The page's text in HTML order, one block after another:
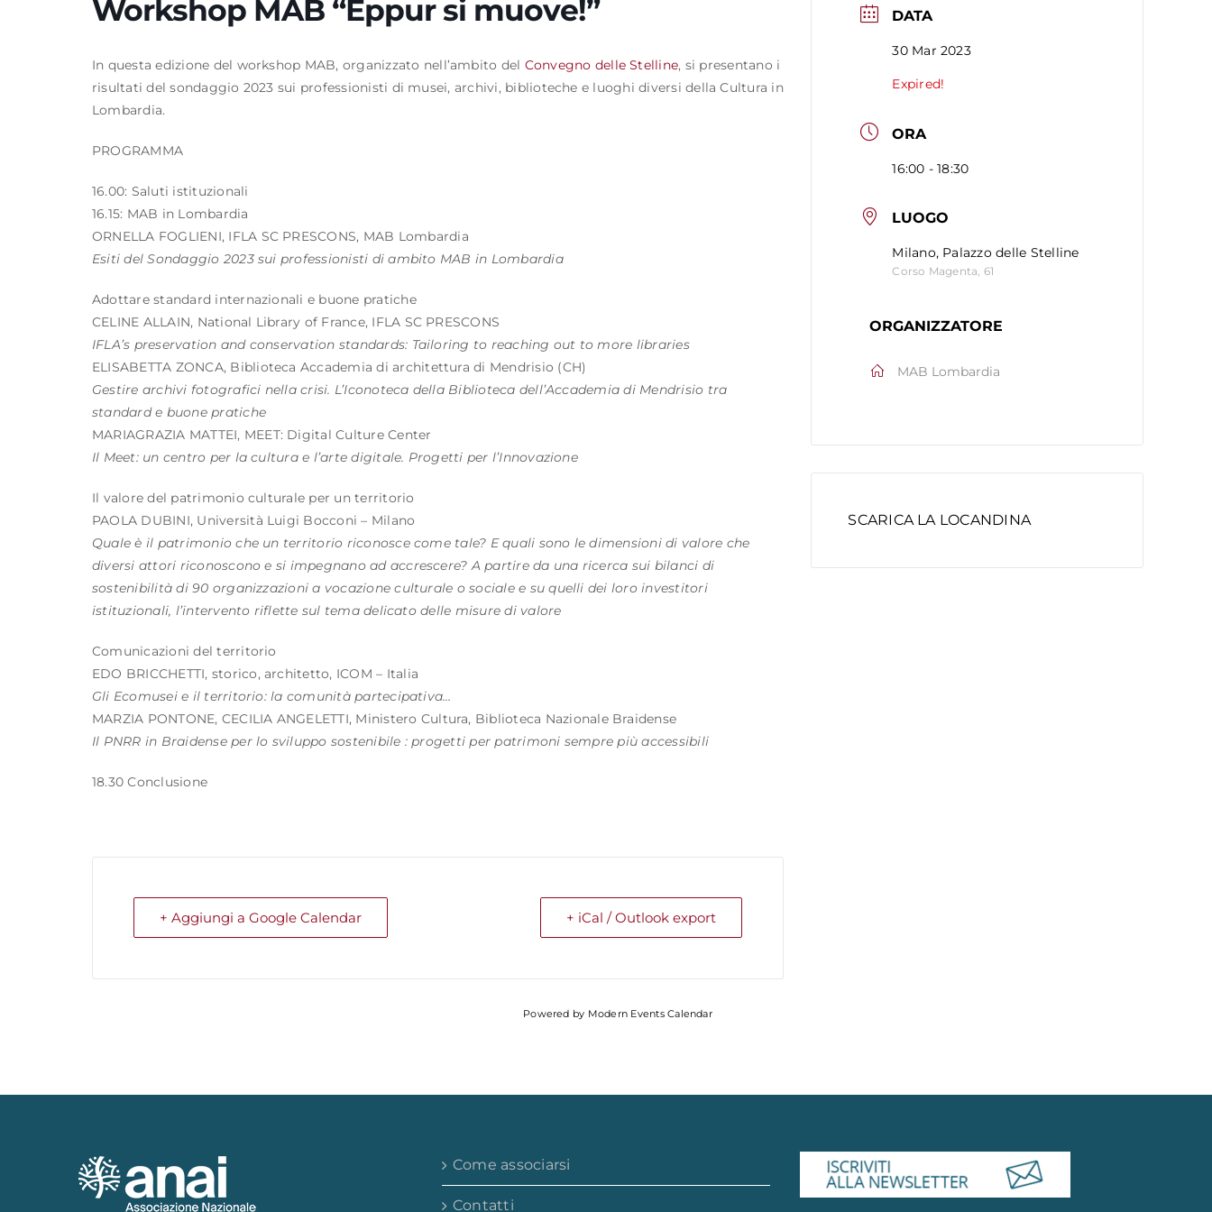
Workshop MAB “Eppur si muove!”
In questa edizione del workshop MAB, organizzato nell’ambito del Convegno delle Stelline, si presentano i
risultati del sondaggio 2023 sui professionisti di musei, archivi, biblioteche e luoghi diversi della Cultura in
Lombardia.
PROGRAMMA
16.00: Saluti istituzionali
16.15: MAB in Lombardia
ORNELLA FOGLIENI, IFLA SC PRESCONS, MAB Lombardia
Esiti del Sondaggio 2023 sui professionisti di ambito MAB in Lombardia
Adottare standard internazionali e buone pratiche
CELINE ALLAIN, National Library of France, IFLA SC PRESCONS
IFLA’s preservation and conservation standards: Tailoring to reaching out to more libraries
ELISABETTA ZONCA, Biblioteca Accademia di architettura di Mendrisio (CH)
Gestire archivi fotografici nella crisi. L’Iconoteca della Biblioteca dell’Accademia di Mendrisio tra
standard e buone pratiche
MARIAGRAZIA MATTEI, MEET: Digital Culture Center
Il Meet: un centro per la cultura e l’arte digitale. Progetti per l’Innovazione
Il valore del patrimonio culturale per un territorio
PAOLA DUBINI, Università Luigi Bocconi – Milano
Quale è il patrimonio che un territorio riconosce come tale? E quali sono le dimensioni di valore che
diversi attori riconoscono e si impegnano ad accrescere? A partire da una ricerca sui bilanci di
sostenibilità di 90 organizzazioni a vocazione culturale o sociale e su quelli dei loro investitori
istituzionali, l’intervento riflette sul tema delicato delle misure di valore
Comunicazioni del territorio
EDO BRICCHETTI, storico, architetto, ICOM – Italia
Gli Ecomusei e il territorio: la comunità partecipativa…
MARZIA PONTONE, CECILIA ANGELETTI, Ministero Cultura, Biblioteca Nazionale Braidense
Il PNRR in Braidense per lo sviluppo sostenibile : progetti per patrimoni sempre più accessibili
​18.30 Conclusione
+ Aggiungi a Google Calendar + iCal / Outlook export
DATA
30 Mar 2023
Expired!
ORA
16:00 - 18:30
LUOGO
Milano, Palazzo delle Stelline
Corso Magenta, 61
ORGANIZZATORE
MAB Lombardia
SCARICA LA LOCANDINA
Powered by Modern Events Calendar
Come associarsi
Contatti